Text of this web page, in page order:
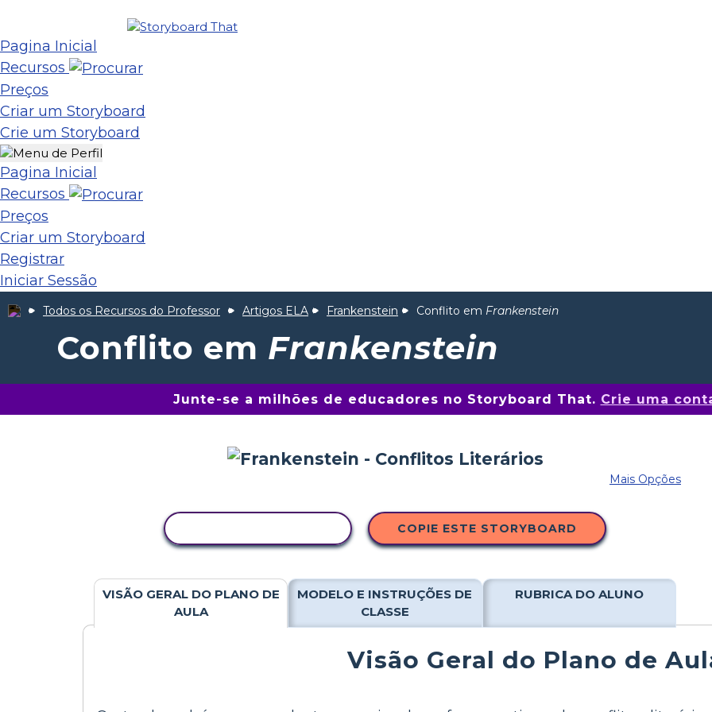
Pagina Inicial
Recursos
Preços
Criar um Storyboard
Crie um Storyboard
Pagina Inicial
Recursos
Preços
Criar um Storyboard
Registrar
Iniciar Sessão
Todos os Recursos do Professor Artigos ELA Frankenstein Conflito em Frankenstein
Conflito em Frankenstein
Junte-se a milhões de educadores no Storyboard That. Crie uma
Mais Opções
COPIE ESTE STORYBOARD
VISÃO GERAL DO PLANO DE
AULA
MODELO E INSTRUÇÕES DE
CLASSE
RUBRICA DO ALUNO
Visão Geral do Plano de